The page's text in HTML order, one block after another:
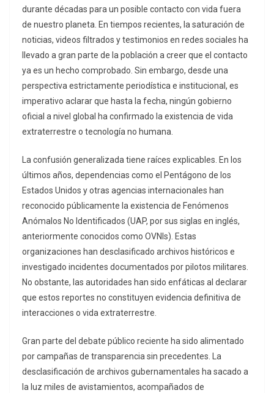
durante décadas para un posible contacto con vida fuera
de nuestro planeta. En tiempos recientes, la saturación de
noticias, videos filtrados y testimonios en redes sociales ha
llevado a gran parte de la población a creer que el contacto
ya es un hecho comprobado. Sin embargo, desde una
perspectiva estrictamente periodística e institucional, es
imperativo aclarar que hasta la fecha, ningún gobierno
oficial a nivel global ha confirmado la existencia de vida
extraterrestre o tecnología no humana.
La confusión generalizada tiene raíces explicables. En los
últimos años, dependencias como el Pentágono de los
Estados Unidos y otras agencias internacionales han
reconocido públicamente la existencia de Fenómenos
Anómalos No Identificados (UAP, por sus siglas en inglés,
anteriormente conocidos como OVNIs). Estas
organizaciones han desclasificado archivos históricos e
investigado incidentes documentados por pilotos militares.
No obstante, las autoridades han sido enfáticas al declarar
que estos reportes no constituyen evidencia definitiva de
interacciones o vida extraterrestre.
Gran parte del debate público reciente ha sido alimentado
por campañas de transparencia sin precedentes. La
desclasificación de archivos gubernamentales ha sacado a
la luz miles de avistamientos, acompañados de